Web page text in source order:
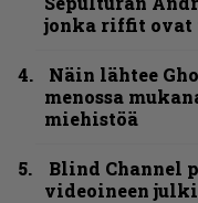
jonka riffit ovat
Näin lähtee
menossa
miehistöä
Blind Channel
videoineen julki